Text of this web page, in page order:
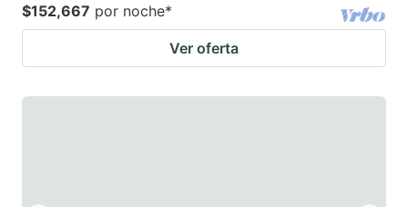
$152,667 por noche*
Ver oferta